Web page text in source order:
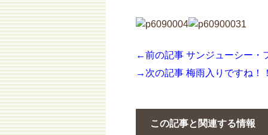
←前の記事 サンジューシー・
→次の記事 梅雨入りですね！
この記事と関連する情報